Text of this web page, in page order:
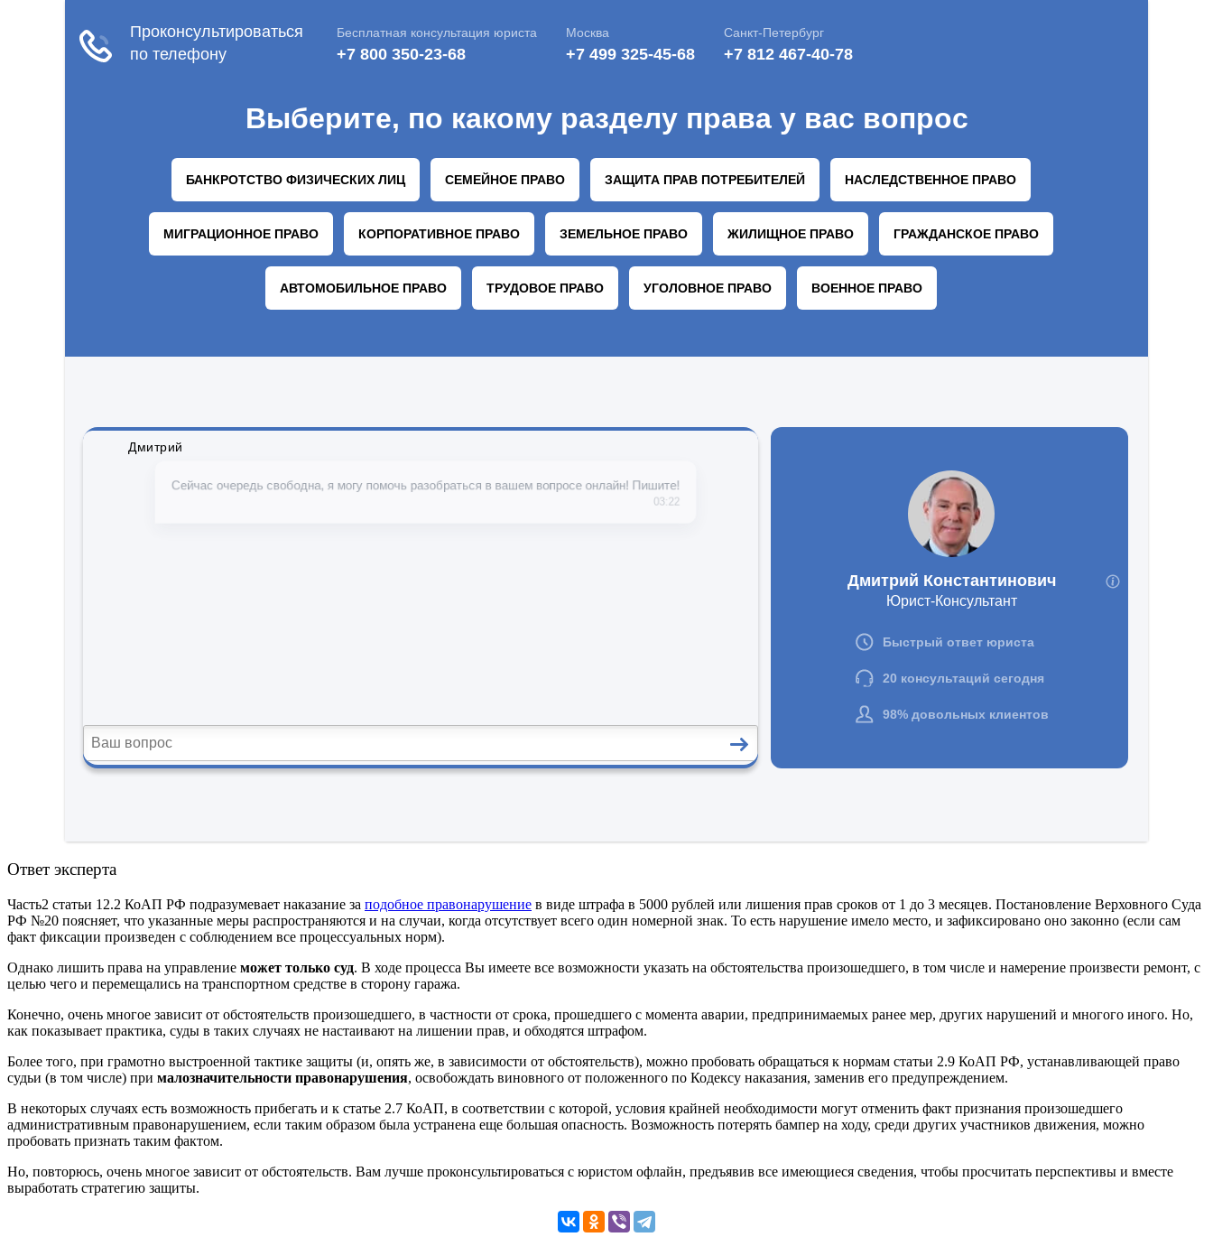
Ответ эксперта
Часть2 статьи 12.2 КоАП РФ подразумевает наказание за подобное правонарушение в виде штрафа в 5000 рублей или лишения прав сроков от 1 до 3 месяцев. Постановление Верховного Суда
РФ №20 поясняет, что указанные меры распространяются и на случаи, когда отсутствует всего один номерной знак. То есть нарушение имело место, и зафиксировано оно законно (если сам
факт фиксации произведен с соблюдением все процессуальных норм).
Однако лишить права на управление может только суд. В ходе процесса Вы имеете все возможности указать на обстоятельства произошедшего, в том числе и намерение произвести ремонт, с
целью чего и перемещались на транспортном средстве в сторону гаража.
Конечно, очень многое зависит от обстоятельств произошедшего, в частности от срока, прошедшего с момента аварии, предпринимаемых ранее мер, других нарушений и многого иного. Но,
как показывает практика, суды в таких случаях не настаивают на лишении прав, и обходятся штрафом.
Более того, при грамотно выстроенной тактике защиты (и, опять же, в зависимости от обстоятельств), можно пробовать обращаться к нормам статьи 2.9 КоАП РФ, устанавливающей право
судьи (в том числе) при малозначительности правонарушения, освобождать виновного от положенного по Кодексу наказания, заменив его предупреждением.
В некоторых случаях есть возможность прибегать и к статье 2.7 КоАП, в соответствии с которой, условия крайней необходимости могут отменить факт признания произошедшего
административным правонарушением, если таким образом была устранена еще большая опасность. Возможность потерять бампер на ходу, среди других участников движения, можно
пробовать признать таким фактом.
Но, повторюсь, очень многое зависит от обстоятельств. Вам лучше проконсультироваться с юристом офлайн, предъявив все имеющиеся сведения, чтобы просчитать перспективы и вместе
выработать стратегию защиты.